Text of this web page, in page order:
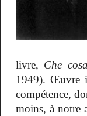
livre, Che
1949). Œuvre
compétence,
moins, à notre